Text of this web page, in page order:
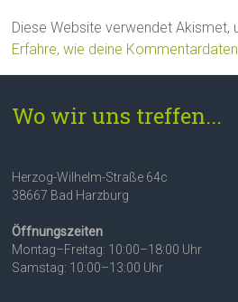
Diese Website verwendet Akismet,
Erfahre, wie deine
Wo wir uns treffen...
Herzog-Wilhelm-Straße 64c
38667 Bad Harzburg
Öffnungszeiten
Montag–Freitag: 10:00–18:00 Uhr
Samstag: 10:00–13:00 Uhr